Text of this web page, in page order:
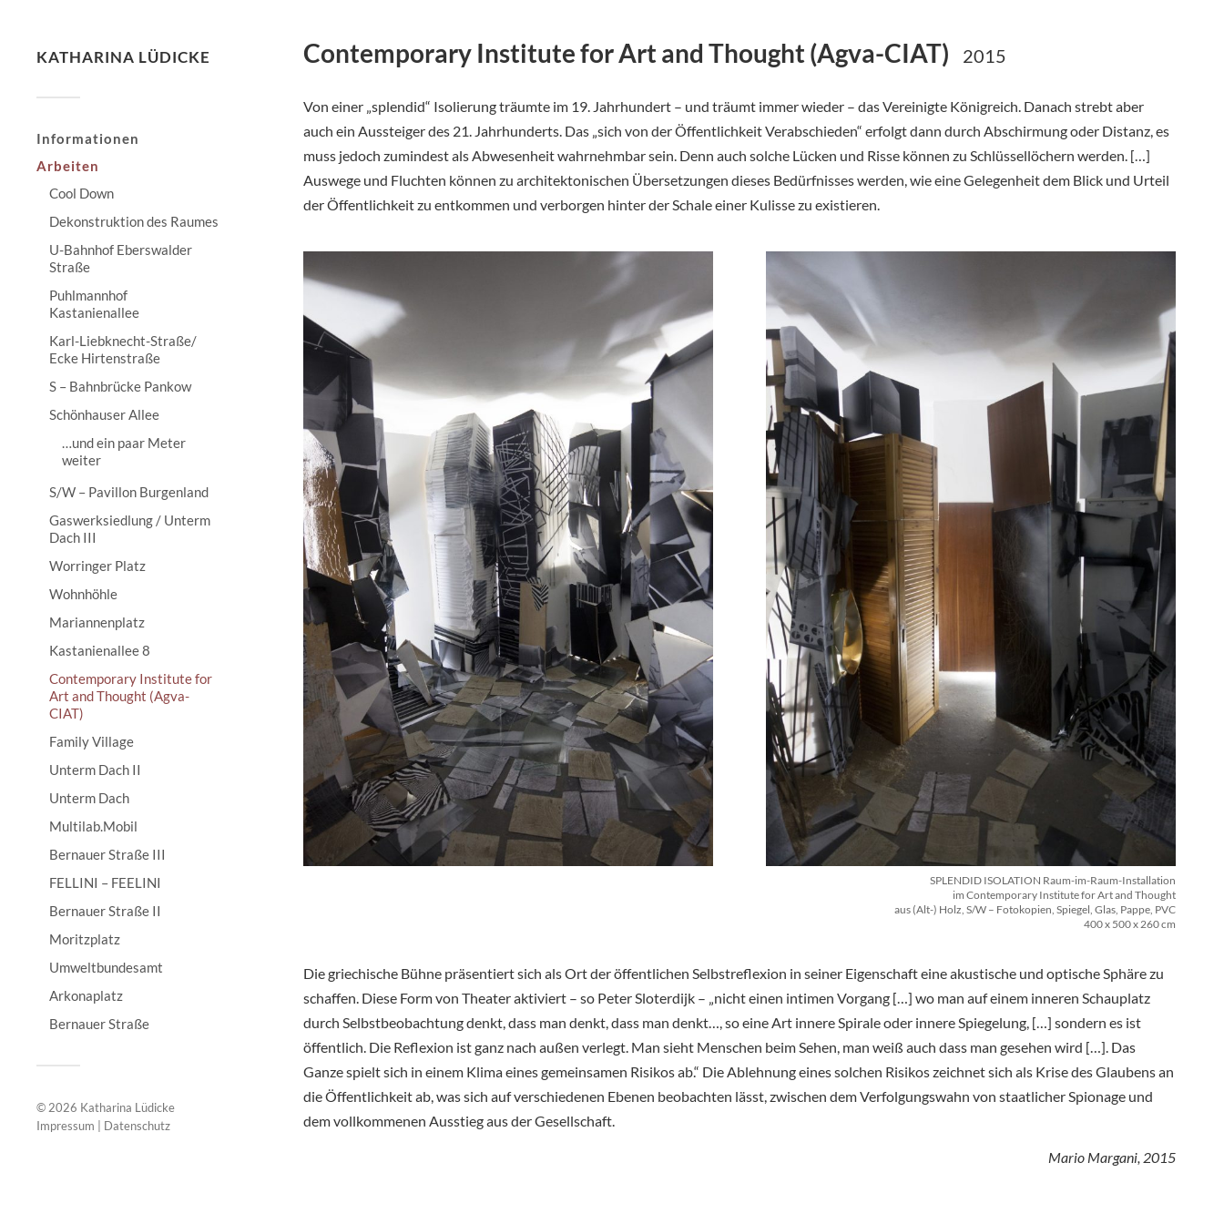
KATHARINA LÜDICKE
Informationen
Arbeiten
Cool Down
Dekonstruktion des Raumes
U-Bahnhof Eberswalder
Straße
Puhlmannhof
Kastanienallee
Karl-Liebknecht-Straße/
Ecke Hirtenstraße
S – Bahnbrücke Pankow
Schönhauser Allee
…und ein paar Meter
weiter
S/W – Pavillon Burgenland
Gaswerksiedlung / Unterm
Dach III
Worringer Platz
Wohnhöhle
Mariannenplatz
Kastanienallee 8
Contemporary Institute for
Art and Thought (Agva-
CIAT)
Family Village
Unterm Dach II
Unterm Dach
Multilab.Mobil
Bernauer Straße III
FELLINI – FEELINI
Bernauer Straße II
Moritzplatz
Umweltbundesamt
Arkonaplatz
Bernauer Straße
© 2026 Katharina Lüdicke
Impressum
Datenschutz
Contemporary Institute for Art and Thought (Agva-CIAT) 2015
Von einer „splendid“ Isolierung träumte im 19. Jahrhundert – und träumt immer wieder – das Vereinigte Königreich. Danach strebt aber
auch ein Aussteiger des 21. Jahrhunderts. Das „sich von der Öffentlichkeit Verabschieden“ erfolgt dann durch Abschirmung oder Distanz, es
muss jedoch zumindest als Abwesenheit wahrnehmbar sein. Denn auch solche Lücken und Risse können zu Schlüssellöchern werden. […]
Auswege und Fluchten können zu architektonischen Übersetzungen dieses Bedürfnisses werden, wie eine Gelegenheit dem Blick und Urteil
der Öffentlichkeit zu entkommen und verborgen hinter der Schale einer Kulisse zu existieren.
SPLENDID ISOLATION Raum-im-Raum-Installation
im Contemporary Institute for Art and Thought
aus (Alt-) Holz, S/W – Fotokopien, Spiegel, Glas, Pappe, PVC
400 x 500 x 260 cm
Die griechische Bühne präsentiert sich als Ort der öffentlichen Selbstreflexion in seiner Eigenschaft eine akustische und optische Sphäre zu
schaffen. Diese Form von Theater aktiviert – so Peter Sloterdijk – „nicht einen intimen Vorgang […] wo man auf einem inneren Schauplatz
durch Selbstbeobachtung denkt, dass man denkt, dass man denkt…, so eine Art innere Spirale oder innere Spiegelung, […] sondern es ist
öffentlich. Die Reflexion ist ganz nach außen verlegt. Man sieht Menschen beim Sehen, man weiß auch dass man gesehen wird […]. Das
Ganze spielt sich in einem Klima eines gemeinsamen Risikos ab.“ Die Ablehnung eines solchen Risikos zeichnet sich als Krise des Glaubens an
die Öffentlichkeit ab, was sich auf verschiedenen Ebenen beobachten lässt, zwischen dem Verfolgungswahn von staatlicher Spionage und
dem vollkommenen Ausstieg aus der Gesellschaft.
Mario Margani, 2015